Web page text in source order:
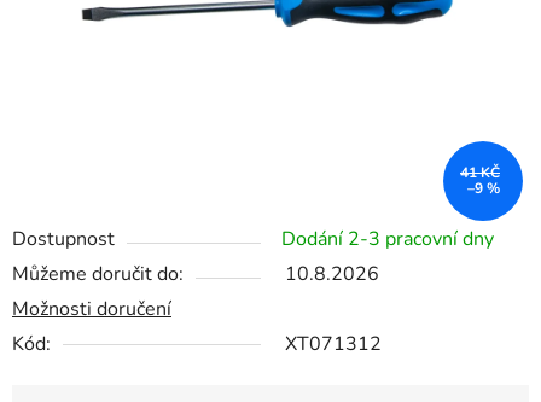
Dostupnost
Dodání 2-3 pracovní dny
Můžeme doručit do:
10.8.2026
Možnosti doručení
Kód:
XT071312
41 KČ
–9 %